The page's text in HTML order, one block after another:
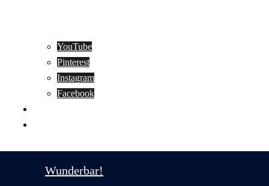
YouTube
Pinterest
Instagram
Facebook
Wunderbar!